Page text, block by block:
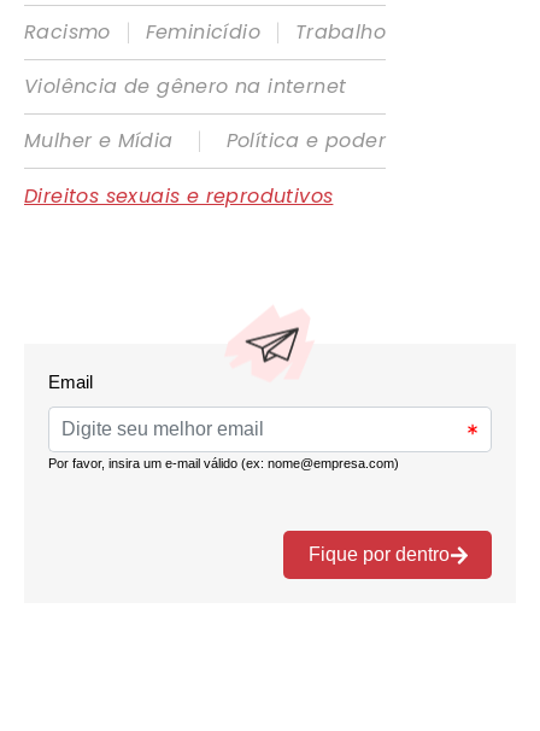
Racismo
| Feminicídio |
Trabalho
Violência de gênero na internet
Mulher e Mídia
|
Política e poder
Direitos sexuais e reprodutivos